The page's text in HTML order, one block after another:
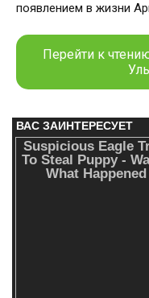
появлением в жизни
Перейти к